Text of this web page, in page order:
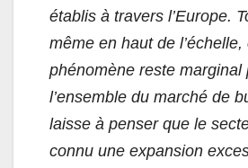
établis à travers l’Europe.
même en haut de l’échelle,
phénomène reste marginal
l’ensemble du marché de
laisse à penser que le
connu une expansion